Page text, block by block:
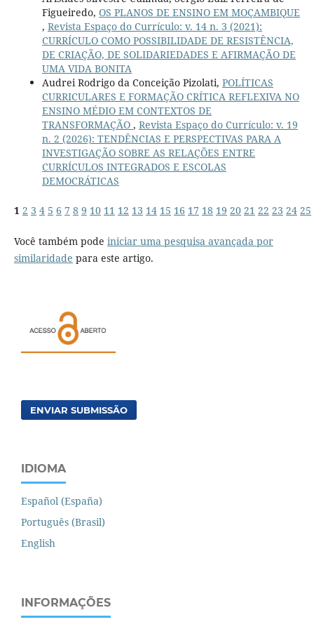
Figueiredo, OS PLANOS DE ENSINO EM MOÇAMBIQUE
, Revista Espaço do Currículo: v. 14 n. 3 (2021):
CURRÍCULO COMO POSSIBILIDADE DE RESISTÊNCIA,
DE CRIAÇÃO, DE SOLIDARIEDADES E AFIRMAÇÃO DE
UMA VIDA BONITA
Audrei Rodrigo da Conceição Pizolati, POLÍTICAS
CURRICULARES E FORMAÇÃO CRÍTICA REFLEXIVA NO
ENSINO MÉDIO EM CONTEXTOS DE
TRANSFORMAÇÃO , Revista Espaço do Currículo: v. 19
n. 2 (2026): TENDÊNCIAS E PERSPECTIVAS PARA A
INVESTIGAÇÃO SOBRE AS RELAÇÕES ENTRE
CURRÍCULOS INTEGRADOS E ESCOLAS
DEMOCRÁTICAS
1 2 3 4 5 6 7 8 9 10 11 12 13 14 15 16 17 18 19 20 21 22 23 24 25
Você também pode iniciar uma pesquisa avançada por
similaridade para este artigo.
ENVIAR SUBMISSÃO
IDIOMA
Español (España)
Português (Brasil)
English
INFORMAÇÕES